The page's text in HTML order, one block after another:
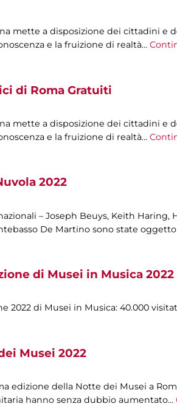
mette a disposizione dei cittadini e
e la fruizione di realtà…
di Roma Gratuiti
mette a disposizione dei cittadini e
e la fruizione di realtà…
2022
– Joseph Beuys, Keith
De Martino sono state
di Musei in Musica 2022
2022 di Musei in Musica: 40.000
Musei 2022
edizione della Notte dei Musei a
hanno senza dubbio aumentato…